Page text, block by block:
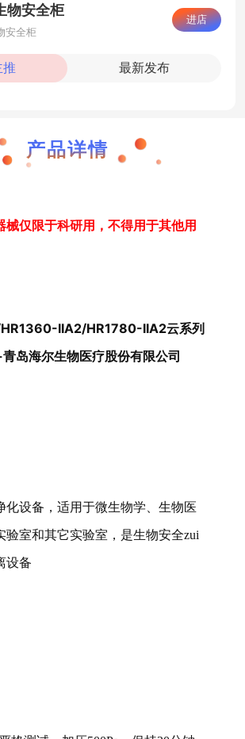
物安全柜
安全柜
进店
推 最新发布
产品详情
械仅限于科研用，不得用于其他用
IIA2/HR1780-IIA2云系列
岛海尔生物医疗股份有限公司
化设备，适用于微生物学、生物医
验室和其它实验室，是生物安全zui
设备